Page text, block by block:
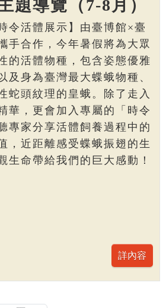
題導覽（7-8月）
令活體展示】由臺博館×臺
手合作，今年暑假將為大眾
的活體物種，包含姿態優雅
及身為臺灣最大蝶蛾物種、
蛇頭紋理的皇蛾。除了走入
華，更會加入專屬的「時令
專家分享活體飼養過程中的
，近距離感受蝶蛾振翅的生
生命帶給我們的巨大感動！